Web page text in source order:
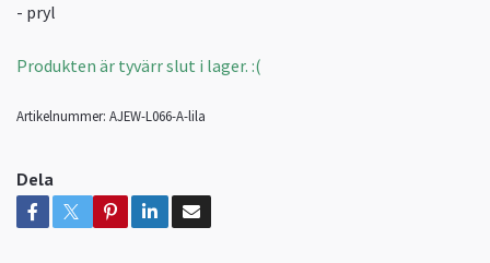
- pryl
Produkten är tyvärr slut i lager. :(
Artikelnummer: AJEW-L066-A-lila
Dela